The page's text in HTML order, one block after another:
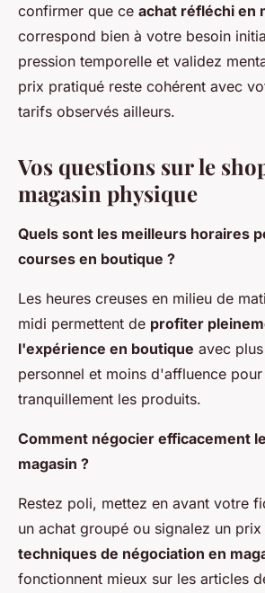
confirmer que ce achat réfléchi en
correspond bien à votre besoin
pression temporelle et validez
prix pratiqué reste cohérent avec
tarifs observés ailleurs.
Vos questions sur le
magasin physique
Quels sont les meilleurs horaires
courses en boutique ?
Les heures creuses en milieu de
midi permettent de profiter
l'expérience en boutique avec
personnel et moins d'affluence
tranquillement les produits.
Comment négocier efficacement
magasin ?
Restez poli, mettez en avant votre
un achat groupé ou signalez un
techniques de négociation en
fonctionnent mieux sur les articles